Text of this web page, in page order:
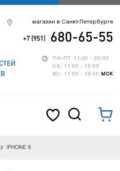
ПН-ПТ: 11:00 - 20:00
СБ: 11:00 - 19:00
ВС: 11:00 - 19:00
МСК
магазин в Санкт-Петербурге
+7 (951) 680-65-55
IPHONE X